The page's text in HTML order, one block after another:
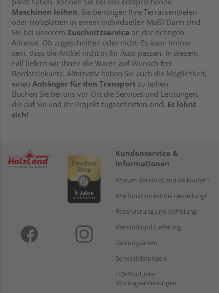
Maschinen leihen. Sie benötigen Ihre Terrassendielen
oder Holzplatten in einem individuellen Maß? Dann sind
Sie bei unserem Zuschnittservice an der richtigen
Adresse. Ob zugeschnitten oder nicht: Es kann immer
sein, dass die Artikel nicht in Ihr Auto passen. In diesem
Fall liefern wir Ihnen die Waren auf Wunsch frei
Bordsteinkante. Alternativ haben Sie auch die Möglichkeit,
einen Anhänger für den Transport zu leihen.
Buchen Sie bei uns vor Ort die Services und Leistungen,
die auf Sie und Ihr Projekt zugeschnitten sind. Es lohnt
sich!
Kundenservice &
Informationen
Warum bei HolzLand.de kaufen?
Wie funktioniert die Bestellung?
Reservierung und Abholung
Versand und Lieferung
Zahlungsarten
Serviceleistungen
HQ-Produkte:
Montageanleitungen